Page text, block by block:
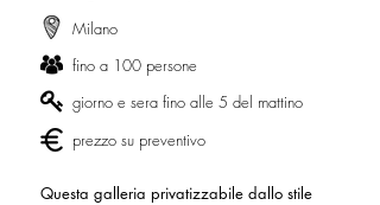
Milano
fino a 100 persone
giorno e sera fino alle 5 del mattino
prezzo su preventivo
Questa galleria privatizzabile dallo stile